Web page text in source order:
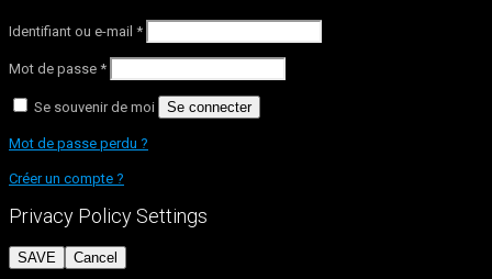
Identifiant ou e-mail *
Mot de passe *
Se souvenir de moi Se connecter
Mot de passe perdu ?
Créer un compte ?
Privacy Policy Settings
SAVE Cancel